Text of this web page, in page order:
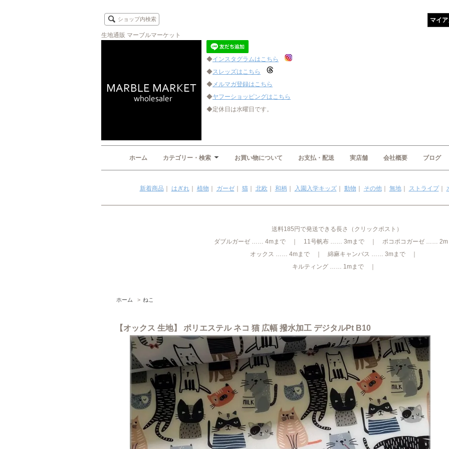
マイ
ショップ内検索
生地通販 マーブルマーケット
◆インスタグラムはこちら
◆スレッズはこちら
◆メルマガ登録はこちら
◆ヤフーショッピングはこちら
◆定休日は水曜日です。
ホーム カテゴリー・検索 お買い物について お支払・配送 実店舗 会社概要 ブログ
新着商品 はぎれ｜ 植物 ガーゼ｜ 猫｜ 北欧 和柄 入園入学キッズ｜ 動物 その他｜ 無地｜ ストライプ｜
送料185円で発送できる長さ（クリックポスト）
ダブルガーゼ …… 4mまで ｜ 11号帆布 …… 3mまで ｜ ポコポコガーゼ …… 2m
オックス …… 4mまで ｜ 綿麻キャンバス …… 3mまで ｜
キルティング …… 1mまで ｜
ホーム > ねこ
【オックス 生地】 ポリエステル ネコ 猫 広幅 撥水加工 デジタルPt B10